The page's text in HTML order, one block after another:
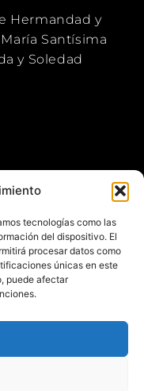
tecnologías como las
del dispositivo. El
procesar datos como
únicas en este
puede afectar
Hermandad y
Santísima
y Soledad